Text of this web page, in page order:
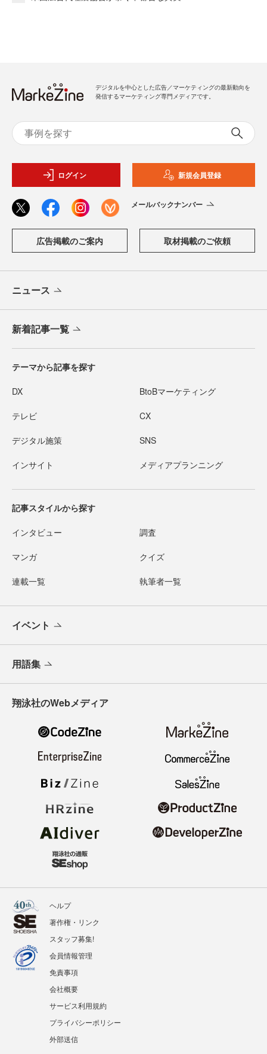
デジタルを中心とした広告／マーケティングの最新動向を
発信するマーケティング専門メディアです。
ログイン 新規会員登録
メールバックナンバー
広告掲載のご案内 取材掲載のご依頼
ニュース
新着記事一覧
テーマから記事を探す
DX BtoBマーケティング
テレビ CX
デジタル施策 SNS
インサイト メディアプランニング
記事スタイルから探す
インタビュー 調査
マンガ クイズ
連載一覧 執筆者一覧
イベント
用語集
翔泳社のWebメディア
ヘルプ
著作権・リンク
スタッフ募集!
会員情報管理
免責事項
会社概要
サービス利用規約
プライバシーポリシー
外部送信